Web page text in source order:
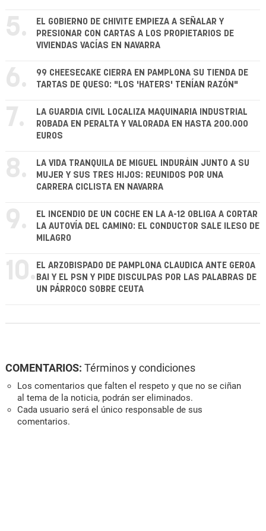
5.
EL GOBIERNO DE CHIVITE EMPIEZA A SEÑALAR Y
PRESIONAR CON CARTAS A LOS PROPIETARIOS DE
VIVIENDAS VACÍAS EN NAVARRA
6.
99 CHEESECAKE CIERRA EN PAMPLONA SU TIENDA DE
TARTAS DE QUESO: "LOS 'HATERS' TENÍAN RAZÓN"
7.
LA GUARDIA CIVIL LOCALIZA MAQUINARIA INDUSTRIAL
ROBADA EN PERALTA Y VALORADA EN HASTA 200.000
EUROS
8.
LA VIDA TRANQUILA DE MIGUEL INDURÁIN JUNTO A SU
MUJER Y SUS TRES HIJOS: REUNIDOS POR UNA
CARRERA CICLISTA EN NAVARRA
9.
EL INCENDIO DE UN COCHE EN LA A-12 OBLIGA A CORTAR
LA AUTOVÍA DEL CAMINO: EL CONDUCTOR SALE ILESO DE
MILAGRO
10. EL ARZOBISPADO DE PAMPLONA CLAUDICA ANTE GEROA
BAI Y EL PSN Y PIDE DISCULPAS POR LAS PALABRAS DE
UN PÁRROCO SOBRE CEUTA
COMENTARIOS: Términos y condiciones
Los comentarios que falten el respeto y que no se ciñan
al tema de la noticia, podrán ser eliminados.
Cada usuario será el único responsable de sus
comentarios.